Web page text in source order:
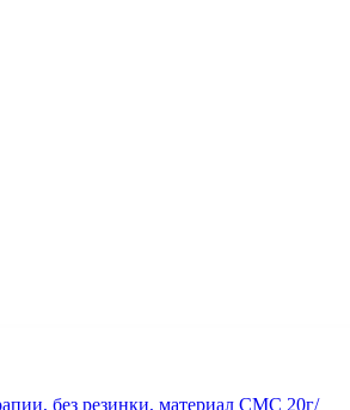
без резинки, материал СМС 20г/